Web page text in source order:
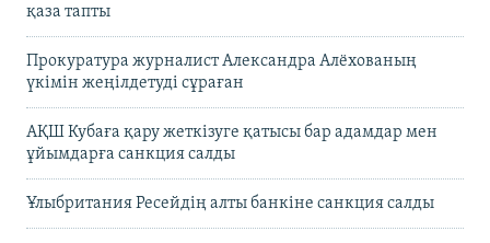
қаза тапты
Прокуратура журналист Александра Алёхованың
үкімін жеңілдетуді сұраған
АҚШ Кубаға қару жеткізуге қатысы бар адамдар мен
ұйымдарға санкция салды
Ұлыбритания Ресейдің алты банкіне санкция салды